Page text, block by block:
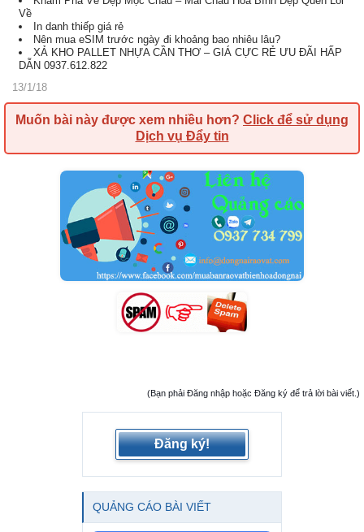
Về
In danh thiếp giá rẻ
Nên mua eSIM trước ngày đi khoảng bao nhiêu lâu?
XẢ KHO PALLET NHỰA CẦN THƠ – GIÁ CỰC RẺ ƯU ĐÃI HẤP
DẪN 0937.612.822
13/1/18
Muốn bài này được xem nhiều hơn? Click để sử dụng
Dịch vụ Đẩy tin
(Bạn phải Đăng nhập hoặc Đăng ký để trả lời bài viết.)
Đăng ký!
QUẢNG CÁO BÀI VIẾT